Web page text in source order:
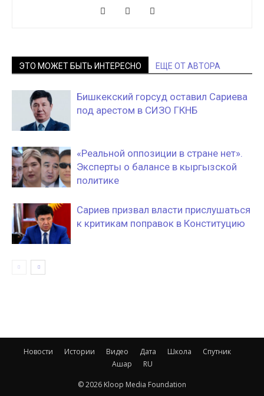
ЭТО МОЖЕТ БЫТЬ ИНТЕРЕСНО ЕЩЕ ОТ АВТОРА
Бишкекский горсуд оставил Сариева
под арестом в СИЗО ГКНБ
«Реальной оппозиции в стране нет».
Эксперты о балансе в кыргызской
политике
Сариев призвал власти прислушаться
к критикам поправок в Конституцию
Новости Истории Видео Дата Школа
Спутник
Ашар
RU
© 2026 Kloop Media Foundation